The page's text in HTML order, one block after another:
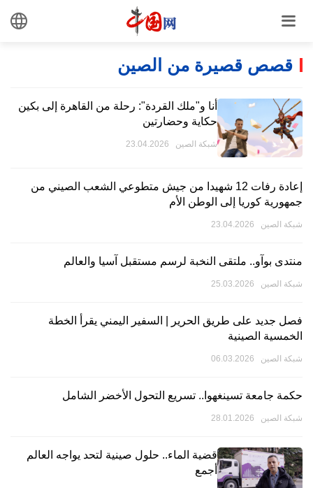
قصص قصيرة من الصين
أنا و"ملك القردة": رحلة من القاهرة إلى بكين
حكاية وحضارتين
شبكة الصين 23.04.2026
إعادة رفات 12 شهيدا من جيش متطوعي الشعب الصيني من
جمهورية كوريا إلى الوطن الأم
شبكة الصين 23.04.2026
منتدى بوآو.. ملتقى النخبة لرسم مستقبل آسيا والعالم
شبكة الصين 25.03.2026
فصل جديد على طريق الحرير | السفير اليمني يقرأ الخطة
الخمسية الصينية
شبكة الصين 06.03.2026
حكمة جامعة تسينغهوا.. تسريع التحول الأخضر الشامل
شبكة الصين 28.01.2026
قضية الماء.. حلول صينية لتحد يواجه العالم
أجمع